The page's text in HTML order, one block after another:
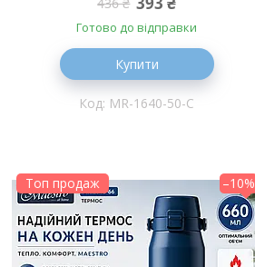
Готово до відправки
Купити
MR-1640-50-C
Топ продаж –10%